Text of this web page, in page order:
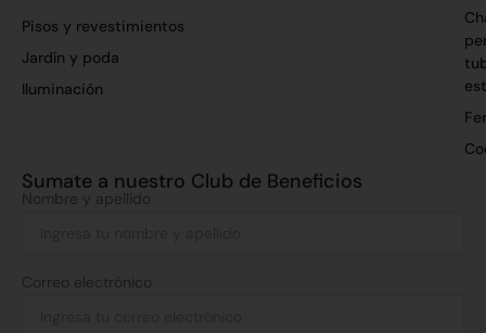
Pisos y revestimientos
Jardín y poda
Iluminación
Sumate a nuestro Club de Beneficios
Nombre y apellido
Correo electrónico